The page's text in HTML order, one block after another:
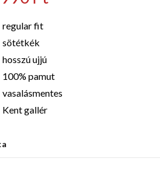
regular fit
sötétkék
hosszú ujjú
100% pamut
vasalásmentes
Kent gallér